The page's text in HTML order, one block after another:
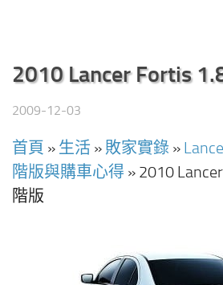
2010 Lancer Fortis
2009-12-03
首頁 » 生活 » 敗家實錄 »
階版與購車心得 » 2010
階版